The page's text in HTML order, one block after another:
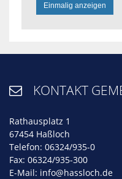
Einmalig anzeigen
 KONTAKT
Rathausplatz 1
67454 Haßloch
Telefon: 06324/935-0
Fax: 06324/935-300
E-Mail: info@hassloch.de